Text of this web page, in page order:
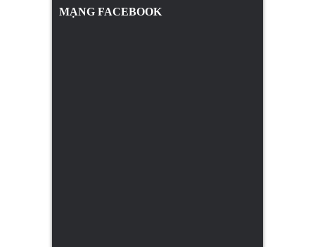
MẠNG FACEBOOK